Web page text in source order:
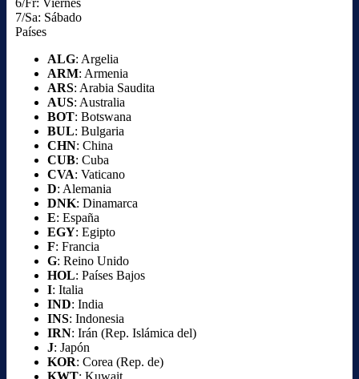
6/Fr: Viernes
7/Sa: Sábado
Países
ALG: Argelia
ARM: Armenia
ARS: Arabia Saudita
AUS: Australia
BOT: Botswana
BUL: Bulgaria
CHN: China
CUB: Cuba
CVA: Vaticano
D: Alemania
DNK: Dinamarca
E: España
EGY: Egipto
F: Francia
G: Reino Unido
HOL: Países Bajos
I: Italia
IND: India
INS: Indonesia
IRN: Irán (Rep. Islámica del)
J: Japón
KOR: Corea (Rep. de)